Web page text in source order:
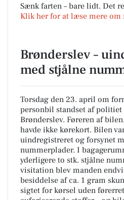
Sænk farten – bare lidt. Det
Klik her for at læse mere
Brønderslev –
med stjålne
Torsdag den 23. april om
personbil standset af
Brønderslev. Føreren af
havde ikke kørekort. Bilen
uindregistreret og forsynet
nummerplader. I
yderligere to stk. stjålne
visitation blev manden
besiddelse af ca. 1 gram
sigtet for kørsel uden